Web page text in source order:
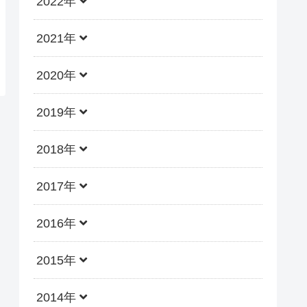
2021年
2020年
2019年
2018年
2017年
2016年
2015年
2014年